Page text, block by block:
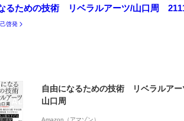
るための技術 リベラルアーツ/山口周
啓発
自由になるための技術 リベラルアー
山口周
Amazon（アマゾン）